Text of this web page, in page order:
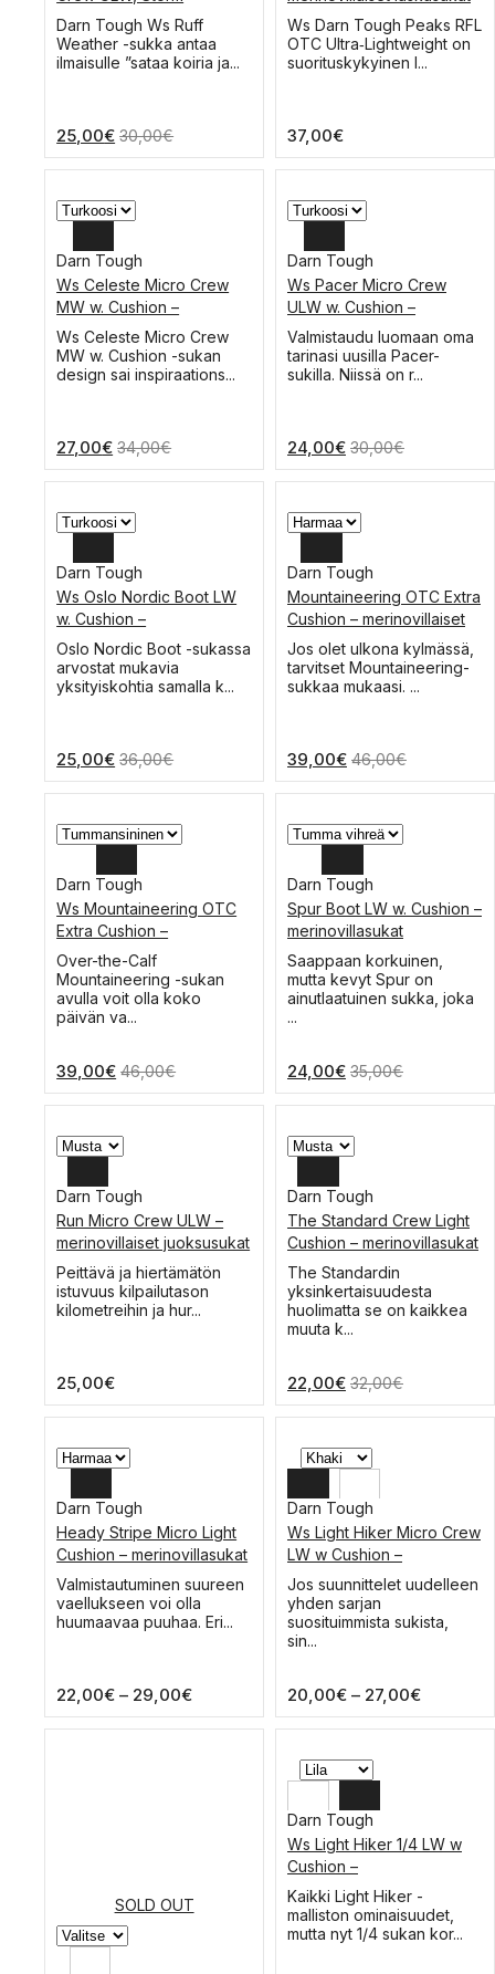
Darn Tough Ws Ruff
Weather -sukka antaa
ilmaisulle ”sataa koiria ja...
25,00€ 30,00€
S
Tällä
tuotteella
on
tehdä
valinnat
tuotteen
Ws Darn Tough Peaks RFL
OTC Ultra‑Lightweight on
suorituskykyinen l...
37,00€
L
M
S
Darn Tough
Ws Celeste Micro Crew
MW w. Cushion –
merinovillaiset
vaellussukat
Tällä
tuotteella
on
tehdä
valinnat
tuotteen
Ws Celeste Micro Crew
MW w. Cushion -sukan
design sai inspiraations...
27,00€ 34,00€
L
M
S
Darn Tough
Ws Pacer Micro Crew
ULW w. Cushion –
merinovillaiset juoksusukat
Tällä
tuotteella
on
tehdä
valinnat
tuotteen
Valmistaudu luomaan oma
tarinasi uusilla Pacer-
sukilla. Niissä on r...
24,00€ 30,00€
L
M
S
Darn Tough
Ws Oslo Nordic Boot LW
w. Cushion –
merinovillainen
laskettelusukka
Tällä
tuotteella
on
tehdä
valinnat
tuotteen
Oslo Nordic Boot -sukassa
arvostat mukavia
yksityiskohtia samalla k...
25,00€ 36,00€
XL
M
Darn Tough
Mountaineering OTC Extra
Cushion – merinovillaiset
vuoristosukat
Tällä
tuotteella
on
tehdä
valinnat
tuotteen
Jos olet ulkona kylmässä,
tarvitset Mountaineering-
sukkaa mukaasi. ...
39,00€ 46,00€
L
S
Darn Tough
Ws Mountaineering OTC
Extra Cushion –
vuoristokengän sukat
Tällä
tuotteella
on
useampi
tehdä
valinnat
tuotteen
Over-the-Calf
Mountaineering -sukan
avulla voit olla koko
päivän va...
39,00€ 46,00€
XL
M
Darn Tough
Spur Boot LW w. Cushion –
merinovillasukat
Tällä
tuotteella
on
tehdä
valinnat
tuotteen
Saappaan korkuinen,
mutta kevyt Spur on
ainutlaatuinen sukka, joka
...
24,00€ 35,00€
XXL
XL
L
Darn Tough
Run Micro Crew ULW –
merinovillaiset juoksusukat
Tällä
tuotteella
on
tehdä
valinnat
tuotteen
Peittävä ja hiertämätön
istuvuus kilpailutason
kilometreihin ja hur...
25,00€
XXL
XL
L
M
Darn Tough
The Standard Crew Light
Cushion – merinovillasukat
Tällä
tuotteella
on
useampi
tehdä
valinnat
tuotteen
The Standardin
yksinkertaisuudesta
huolimatta se on kaikkea
muuta k...
22,00€ 32,00€
XL
L
M
Darn Tough
Heady Stripe Micro Light
Cushion – merinovillasukat
Tällä
tuotteella
on
tehdä
valinnat
tuotteen
Valmistautuminen suureen
vaellukseen voi olla
huumaavaa puuhaa. Eri...
22,00€ – 29,00€Hintaluokka:
22,00€
-
L
S
Darn Tough
Ws Light Hiker Micro Crew
LW w Cushion –
merinovillasukka
Tällä
tuotteella
on
useampi
tehdä
valinnat
tuotteen
Jos suunnittelet uudelleen
yhden sarjan
suosituimmista sukista,
sin...
20,00€ – 27,00€
20,00€
-
SOLD OUT
L
M
S
Darn Tough
Ws Light Hiker 1/4 LW w
Cushion –
merinovillavaellussukka
Tällä
tuotteella
on
Kaikki Light Hiker -
malliston ominaisuudet,
mutta nyt 1/4 sukan kor...